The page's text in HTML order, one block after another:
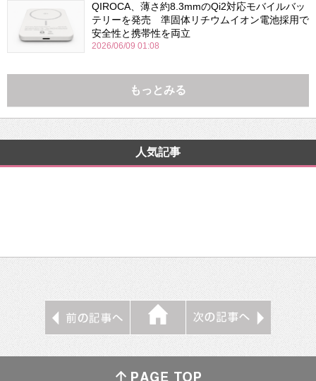
QIROCA、薄さ約8.3mmのQi2対応モバイルバッ
テリーを発売 準固体リチウムイオン電池採用で
安全性と携帯性を両立
2026/06/09 01:08
もっとみる
人気記事